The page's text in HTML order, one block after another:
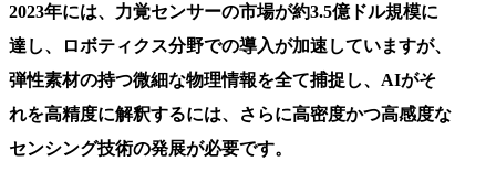
2023年には、力覚センサーの市場が約3.5億ドル規模に
達し、ロボティクス分野での導入が加速していますが、
弾性素材の持つ微細な物理情報を全て捕捉し、AIがそ
れを高精度に解釈するには、さらに高密度かつ高感度な
センシング技術の発展が必要です。